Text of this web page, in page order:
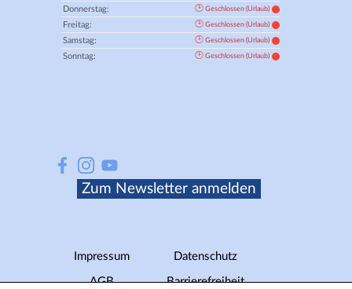
Donnerstag: 🕑 Geschlossen (Urlaub)
Freitag: 🕑 Geschlossen (Urlaub)
Samstag: 🕑 Geschlossen (Urlaub)
Sonntag: 🕑 Geschlossen (Urlaub)
Zum Newsletter anmelden
Menü überspringen
Impressum Datenschutz
AGB Barrierefreiheit